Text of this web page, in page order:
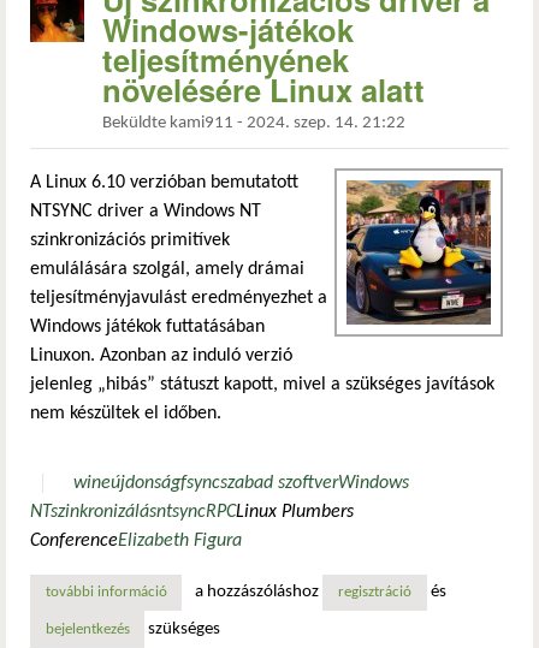
Windows-játékok
teljesítményének
növelésére Linux alatt
Beküldte kami911 - 2024. szep. 14. 21:22
A Linux 6.10 verzióban bemutatott
NTSYNC driver a Windows NT
szinkronizációs primitívek
emulálására szolgál, amely drámai
teljesítményjavulást eredményezhet a
Windows játékok futtatásában
Linuxon. Azonban az induló verzió
jelenleg „hibás” státuszt kapott, mivel a szükséges javítások
nem készültek el időben.
wineújdonságfsyncszabad szoftverWindows
NTszinkronizálásntsyncRPCLinux Plumbers
ConferenceElizabeth Figura
további információúj szinkronizációs driver a windows-játékok
a hozzászóláshoz regisztráció és
bejelentkezés szükséges